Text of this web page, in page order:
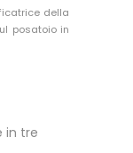
della
posatoio in
in tre